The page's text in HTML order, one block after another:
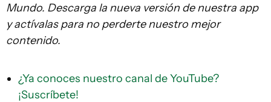
Mundo. Descarga la nueva versión de nuestra app
y actívalas para no perderte nuestro mejor
contenido.
¿Ya conoces nuestro canal de YouTube?
¡Suscríbete!